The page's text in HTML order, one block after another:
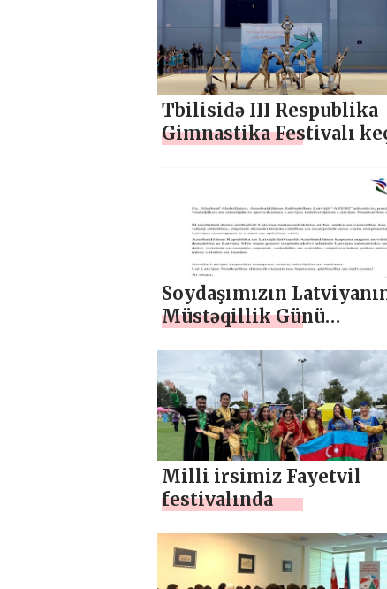
Tbilisidə III Respublika
Gimnastika Festivalı
Soydaşımızın
Müstəqillik Günü
Milli irsimiz Fayetvil
festivalında